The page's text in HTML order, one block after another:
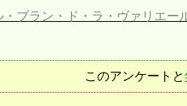
ブラン・ド・ラ・ヴァリエー
このアンケートと